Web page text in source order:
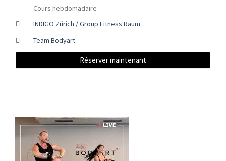
Cours hebdomadaire
INDIGO Zürich / Group Fitness Raum
Team Bodyart
Réserver maintenant